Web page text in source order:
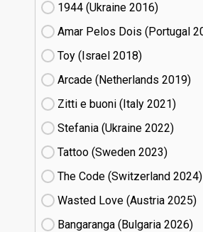
1944 (Ukraine
16)
Amar Pelos Dois (Portugal
Toy (Israel
18)
Arcade (Netherlands
19)
Zitti e buoni​ (Italy
21)
Stefania (Ukraine
22)
Tattoo (Sweden
23)
The Code (Switzerland
24)
Wasted Love (Austria
25)
Bangaranga (Bulgaria
26)